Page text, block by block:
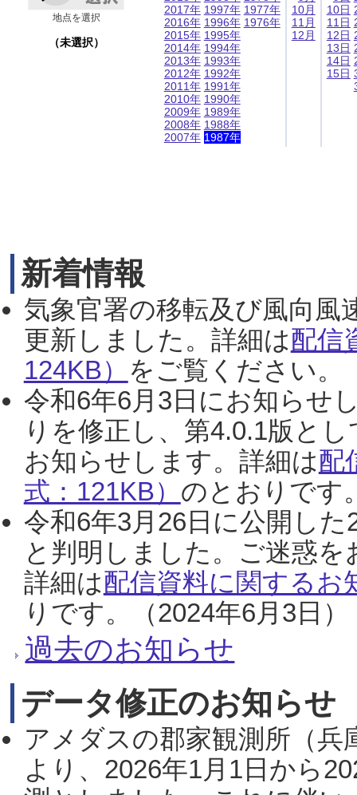
地点を選択
（未選択）
2017年
2016年
2015年
2014年
2013年
2012年
2011年
2010年
2009年
2008年
2007年
1997年
1996年
1995年
1994年
1993年
1992年
1991年
1990年
1989年
1988年
1987年
1977年
1976年
10月
11月
12月
10日
11日
12日
13日
14日
15日
新着情報
気象官署の移転及び風向風
更新しました。詳細は配信
124KB） をご覧ください。
令和6年6月3日にお知らせ
りを修正し、第4.0.1版と
お知らせします。詳細は配
式：121KB） のとおりです
令和6年3月26日に公開し
と判明しました。ご迷惑
詳細は配信資料に関するお
りです。（2024年6月3日）
過去のお知らせ
データ修正のお知らせ
アメダスの郡家観測所（
より、2026年1月1日から